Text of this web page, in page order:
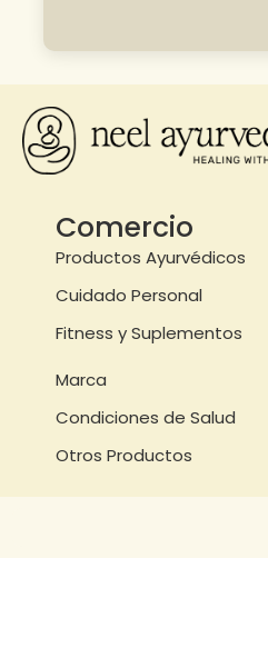
Comercio
Productos Ayurvédicos
Cuidado Personal
Fitness y Suplementos
Marca
Condiciones de Salud
Otros Productos